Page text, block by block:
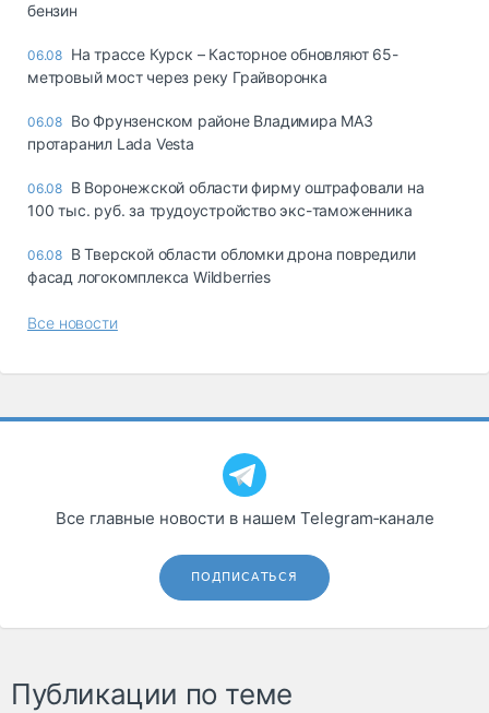
бензин
06.08 На трассе Курск – Касторное обновляют 65-
метровый мост через реку Грайворонка
06.08 Во Фрунзенском районе Владимира МАЗ
протаранил Lada Vesta
06.08 В Воронежской области фирму оштрафовали на
100 тыс. руб. за трудоустройство экс-таможенника
06.08 В Тверской области обломки дрона повредили
фасад логокомплекса Wildberries
Все новости
Все главные новости в нашем Telegram‑канале
ПОДПИСАТЬСЯ
Публикации по теме